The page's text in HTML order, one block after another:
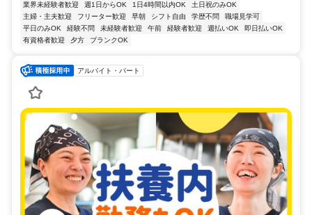
業界未経験者歓迎 週1日からOK 1日4時間以内OK
土日祝のみOK
主婦・主夫歓迎
フリーター歓迎 早朝 シフト自由 学歴不問
職場見学可
平日のみOK
経験不問 未経験者歓迎 午前 経験者歓迎 週払いOK
即日払いOK
有資格者歓迎
夕方 ブランクOK
アルバイト・パート